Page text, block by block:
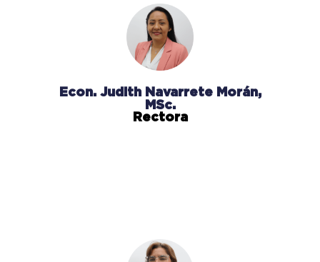
Econ. Judith Navarrete Morán,
MSc.
Rectora